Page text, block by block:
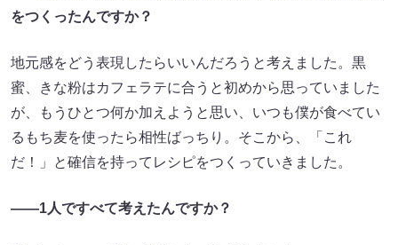
をつくったんですか？
地元感をどう表現したらいいんだろうと考えました。黒
蜜、きな粉はカフェラテに合うと初めから思っていました
が、もうひとつ何か加えようと思い、いつも僕が食べてい
るもち麦を使ったら相性ばっちり。そこから、「これ
だ！」と確信を持ってレシピをつくっていきました。
――1人ですべて考えたんですか？